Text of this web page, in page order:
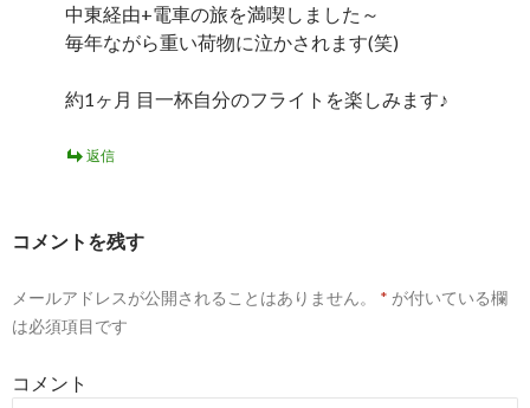
中東経由+電車の旅を満喫しました～
毎年ながら重い荷物に泣かされます(笑)
約1ヶ月 目一杯自分のフライトを楽しみます♪
返信
コメントを残す
メールアドレスが公開されることはありません。 * が付いている欄
は必須項目です
コメント